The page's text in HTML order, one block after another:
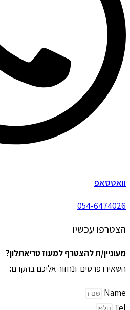
וואטסאפ
054-6474026
הצטרפו עכשיו
מעוניין/ת להצטרף למעוז טריאתלון?
השאירו פרטים ונחזור אליכם בהקדם:
Name